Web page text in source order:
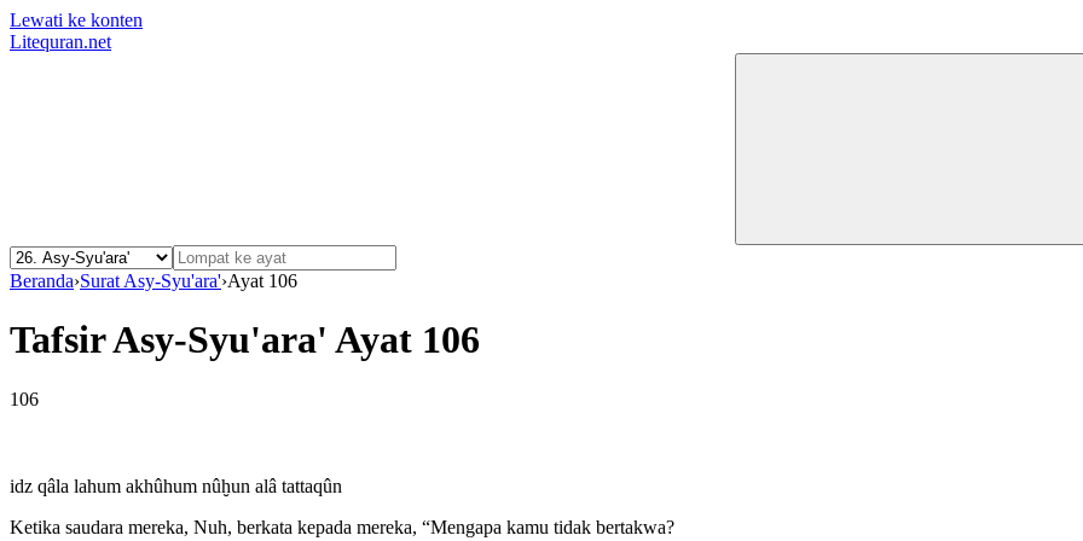
Lewati ke konten
Litequran.net
Beranda›Surat Asy-Syu'ara'›Ayat 106
Tafsir Asy-Syu'ara' Ayat 106
106
idz qâla lahum akhûhum nûḫun alâ tattaqûn
Ketika saudara mereka, Nuh, berkata kepada mereka, “Mengapa kamu tidak bertakwa?